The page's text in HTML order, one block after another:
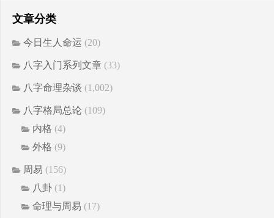
文章分类
今日生人命运 (20)
八字入门系列文章 (33)
八字命理杂谈 (1,002)
八字格局总论 (109)
内格 (4)
外格 (9)
周易 (156)
八卦 (1)
命理与周易 (17)